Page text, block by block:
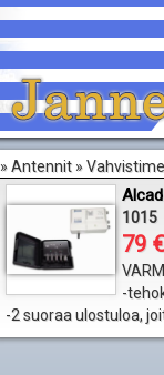
» Antennit »
1015
79 €
-
-2 suoraa ulostuloa,